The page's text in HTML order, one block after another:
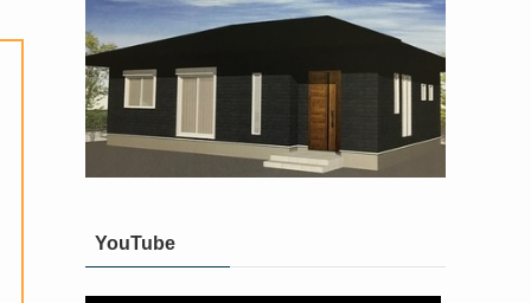
YouTube